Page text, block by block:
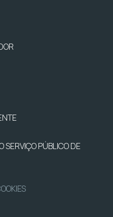
SERVIÇO PÚBLICO DE